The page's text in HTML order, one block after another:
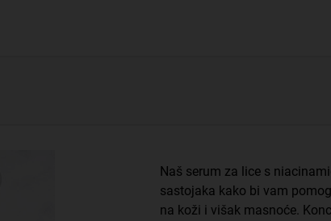
Naš serum za lice s
sastojaka kako bi vam
na koži i višak masnoće.